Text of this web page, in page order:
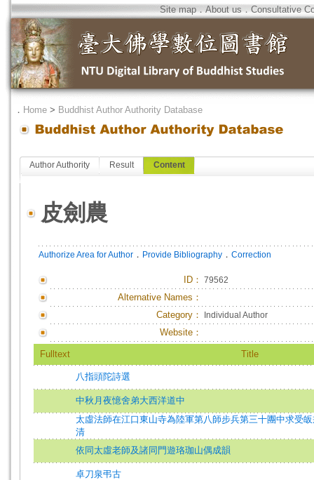
Site map．About us．Consultative
． Home > Buddhist Author Authority Database
Author Authority Result Content
皮劍農
Authorize Area for Author ． Provide Bibliography ． Correction
ID ： 79562
Alternative Names：
Category：
Individual Author
Website：
Fulltext Title
八指頭陀詩選
中秋月夜憶舍弟大西洋道中
太虛法師在江口東山寺為陸軍第八師步兵第三十團中求受
清
依同太虛老師及諸同門遊珞珈山偶成韻
卓刀泉弔古